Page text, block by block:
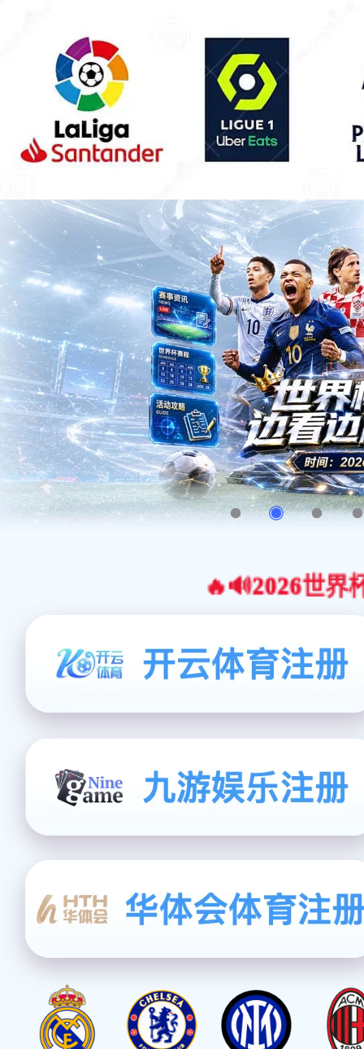
🔥🔊2026世界杯官网